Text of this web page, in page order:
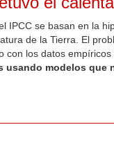
IPCC se basan en la
de la Tierra. El
con los datos empíricos
usando modelos que